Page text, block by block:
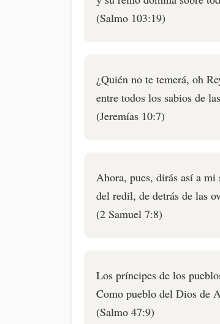
(Salmo 103:19)
¿Quién no te temerá, oh
entre todos los sabios de
(Jeremías 10:7)
Ahora, pues, dirás así a
del redil, de detrás de las
(2 Samuel 7:8)
Los príncipes de los
Como pueblo del Dios de
(Salmo 47:9)